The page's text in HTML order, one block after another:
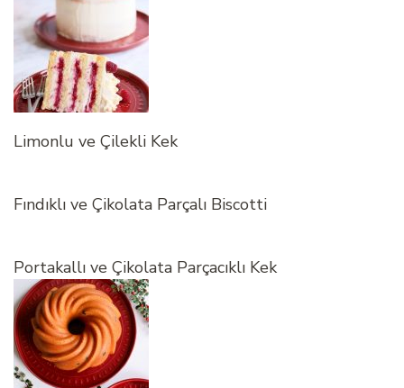
Limonlu ve Çilekli Kek
Fındıklı ve Çikolata Parçalı Biscotti
Portakallı ve Çikolata Parçacıklı Kek